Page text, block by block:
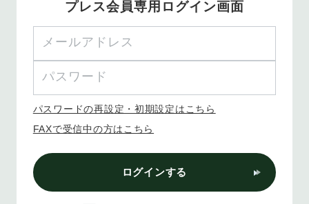
プレス会員専用ログイン画面
パスワードの再設定・初期設定はこちら
FAXで受信中の方はこちら
ログインする